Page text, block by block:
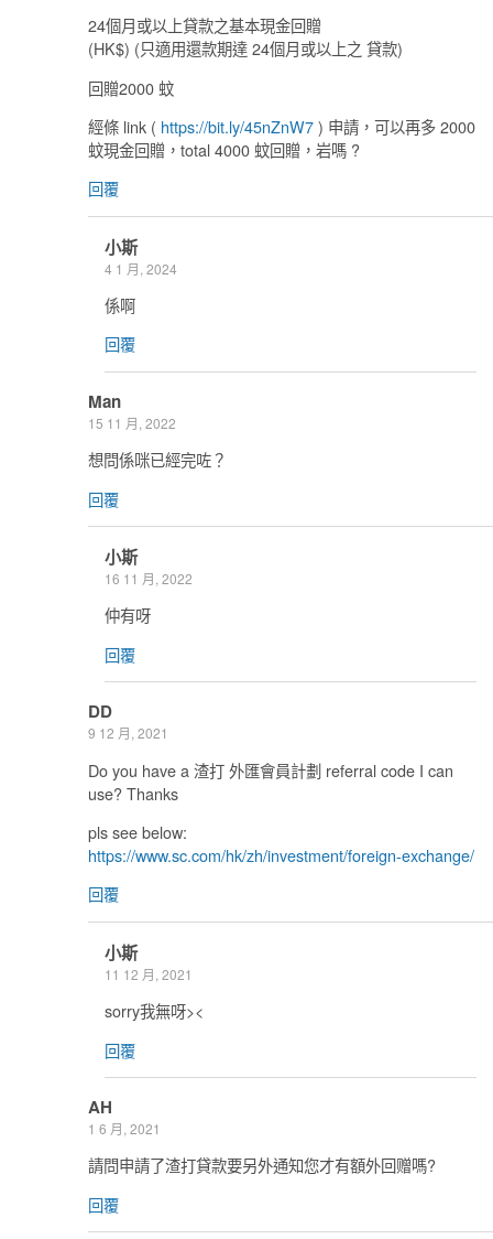
24個月或以上貸款之基本現金回贈
(HK$) (只適用還款期達 24個月或以上之 貸款)
回贈2000 蚊
經條 link ( https://bit.ly/45nZnW7) 申請，可以再多 2000
蚊現金回贈，total 4000 蚊回贈，岩嗎 ?
回覆
小斯
4 1 月, 2024
係啊
回覆
Man
15 11 月, 2022
想問係咪已經完咗？
回覆
小斯
16 11 月, 2022
仲有呀
回覆
DD
9 12 月, 2021
Do you have a 渣打 外匯會員計劃 referral code I can
use? Thanks
pls see below:
https://www.sc.com/hk/zh/investment/foreign-exchange/
回覆
小斯
11 12 月, 2021
sorry我無呀><
回覆
AH
1 6 月, 2021
請問申請了渣打貸款要另外通知您才有額外回赠嗎?
回覆